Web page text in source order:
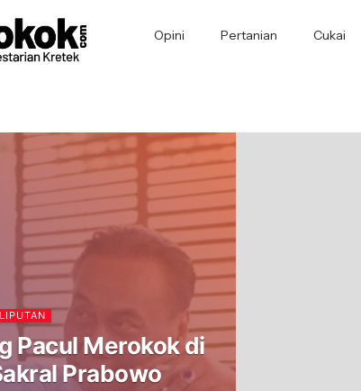
Opini Pertanian Cukai
LIPUTAN
Pacul Merokok di
Prabowo